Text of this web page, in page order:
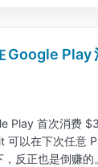
Google Play
Play 首次消费
以在下次任意
反正也是倒赚的